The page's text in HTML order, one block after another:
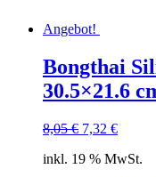
Angebot!
Bongthai
30.5×21.6
8,05€
war:
7,32 €
ist:
inkl. 19 % MwSt.